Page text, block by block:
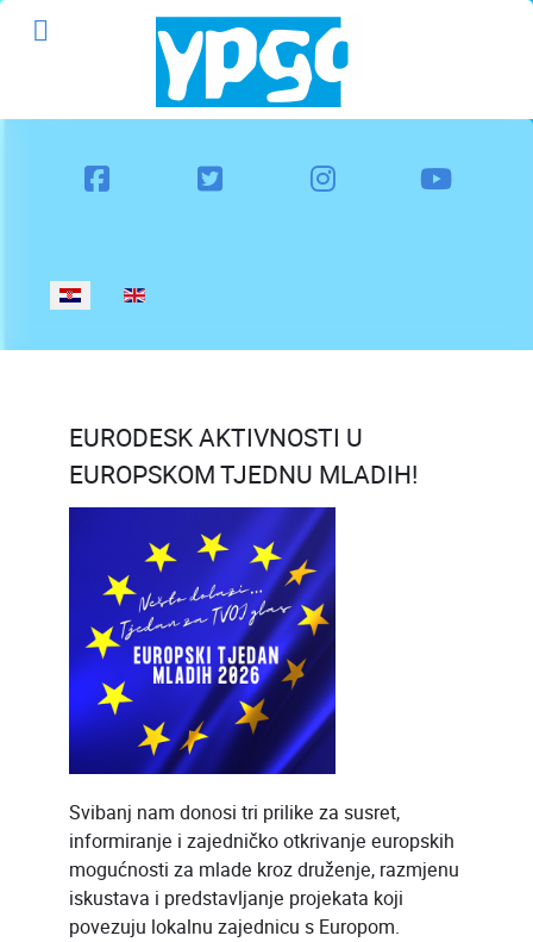
Odaberite svoj jezik
EURODESK AKTIVNOSTI U
EUROPSKOM TJEDNU MLADIH!
Svibanj nam donosi tri prilike za susret,
informiranje i zajedničko otkrivanje europskih
mogućnosti za mlade kroz druženje, razmjenu
iskustava i predstavljanje projekata koji
povezuju lokalnu zajednicu s Europom.